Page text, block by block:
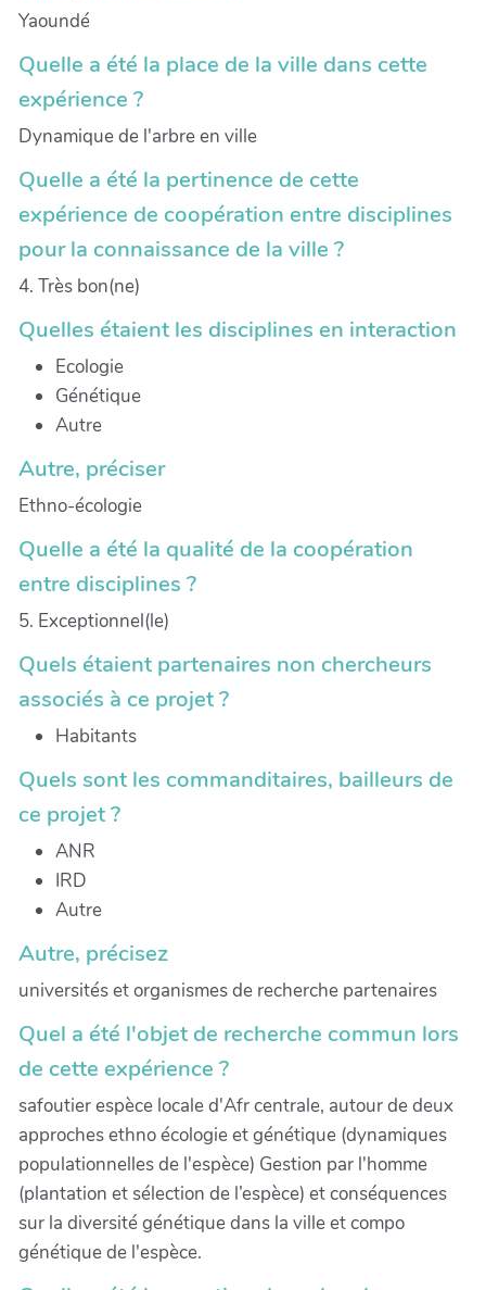
Yaoundé
Quelle a été la place de la ville dans cette
expérience ?
Dynamique de l'arbre en ville
Quelle a été la pertinence de cette
expérience de coopération entre disciplines
pour la connaissance de la ville ?
4. Très bon(ne)
Quelles étaient les disciplines en interaction
Ecologie
Génétique
Autre
Autre, préciser
Ethno-écologie
Quelle a été la qualité de la coopération
entre disciplines ?
5. Exceptionnel(le)
Quels étaient partenaires non chercheurs
associés à ce projet ?
Habitants
Quels sont les commanditaires, bailleurs de
ce projet ?
ANR
IRD
Autre
Autre, précisez
universités et organismes de recherche partenaires
Quel a été l'objet de recherche commun lors
de cette expérience ?
safoutier espèce locale d'Afr centrale, autour de deux
approches ethno écologie et génétique (dynamiques
populationnelles de l'espèce) Gestion par l'homme
(plantation et sélection de l’espèce) et conséquences
sur la diversité génétique dans la ville et compo
génétique de l'espèce.